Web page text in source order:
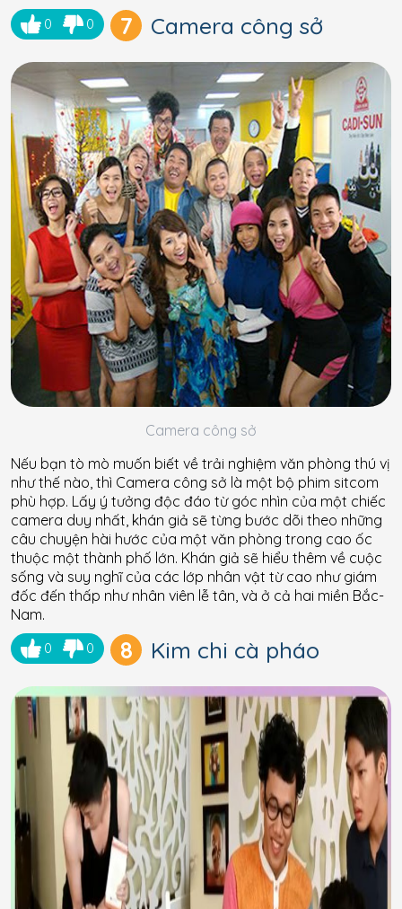
0 0 7 Camera công sở
Camera công sở
Nếu bạn tò mò muốn biết về trải nghiệm văn phòng thú vị
như thế nào, thì Camera công sở là một bộ phim sitcom
phù hợp. Lấy ý tưởng độc đáo từ góc nhìn của một chiếc
camera duy nhất, khán giả sẽ từng bước dõi theo những
câu chuyện hài hước của một văn phòng trong cao ốc
thuộc một thành phố lớn. Khán giả sẽ hiểu thêm về cuộc
sống và suy nghĩ của các lớp nhân vật từ cao như giám
đốc đến thấp như nhân viên lễ tân, và ở cả hai miền Bắc-
Nam.
0 0 8 Kim chi cà pháo